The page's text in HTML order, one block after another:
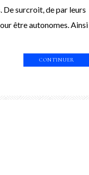
De surcroit, de par leurs
être autonomes. Ainsi
CONTINUER